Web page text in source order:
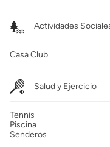
Actividades
Casa Club
Salud y Ejercicio
Tennis
Piscina
Senderos